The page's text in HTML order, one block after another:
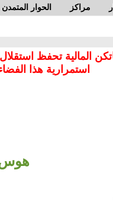
الحوار المتمدن مراكز
المالية تحفظ
استمرارية هذا